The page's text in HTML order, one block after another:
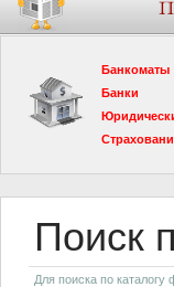
Банкоматы
Банки
Поиск
Для поиска по